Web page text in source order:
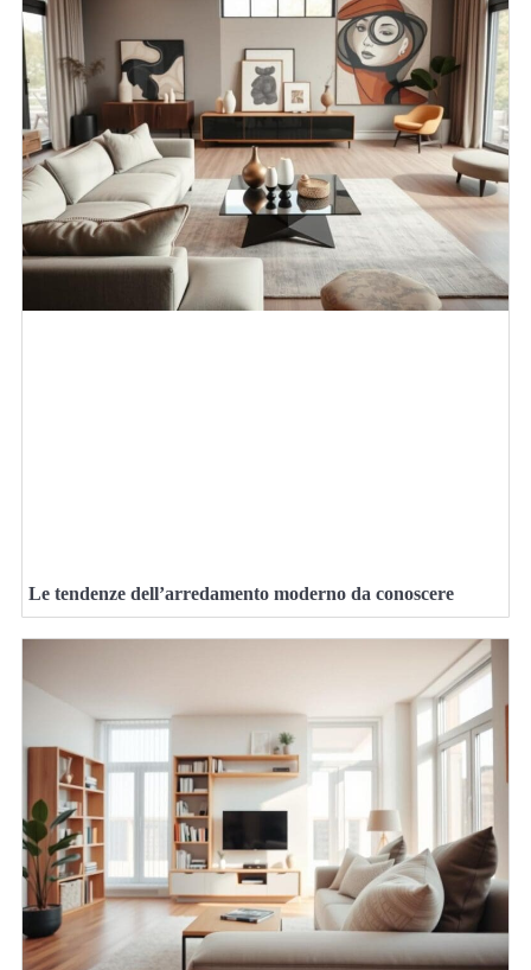
Le tendenze dell’arredamento moderno da conoscere